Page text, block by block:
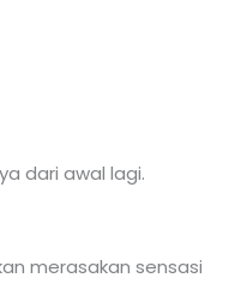
dari awal lagi.
merasakan sensasi